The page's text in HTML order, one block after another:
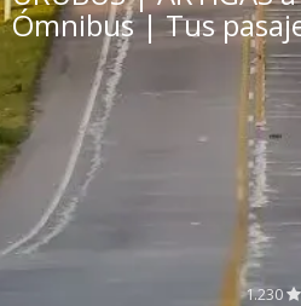
Ómnibus | Tus
1.230